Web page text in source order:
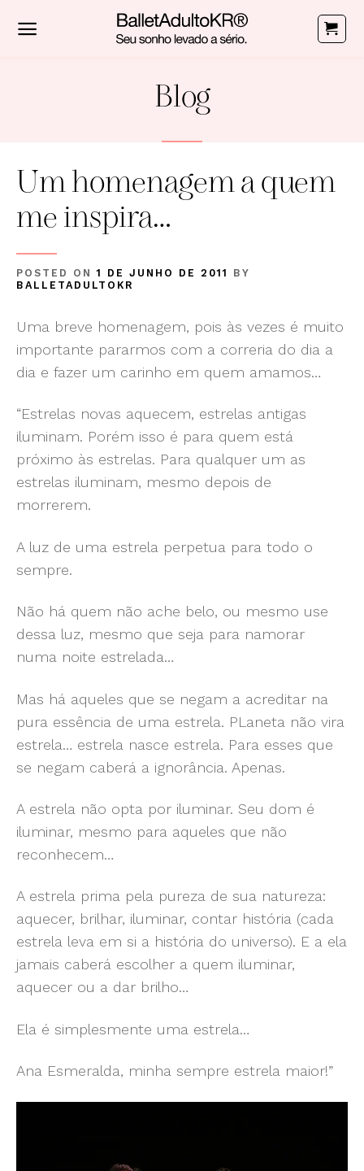
Blog
Um homenagem a quem
me inspira…
POSTED ON1 DE JUNHO DE 2011
BY
BALLETADULTOKR
Uma breve homenagem, pois às vezes é muito
importante pararmos com a correria do dia a
dia e fazer um carinho em quem amamos…
“Estrelas novas aquecem, estrelas antigas
iluminam. Porém isso é para quem está
próximo às estrelas. Para qualquer um as
estrelas iluminam, mesmo depois de
morrerem.
A luz de uma estrela perpetua para todo o
sempre.
Não há quem não ache belo, ou mesmo use
dessa luz, mesmo que seja para namorar
numa noite estrelada…
Mas há aqueles que se negam a acreditar na
pura essência de uma estrela. PLaneta não vira
estrela… estrela nasce estrela. Para esses que
se negam caberá a ignorância. Apenas.
A estrela não opta por iluminar. Seu dom é
iluminar, mesmo para aqueles que não
reconhecem…
A estrela prima pela pureza de sua natureza:
aquecer, brilhar, iluminar, contar história (cada
estrela leva em si a história do universo). E a ela
jamais caberá escolher a quem iluminar,
aquecer ou a dar brilho…
Ela é simplesmente uma estrela…
Ana Esmeralda, minha sempre estrela maior!”